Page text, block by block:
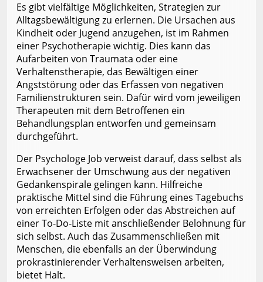
Es gibt vielfältige Möglichkeiten, Strategien zur
Alltagsbewältigung zu erlernen. Die Ursachen aus
Kindheit oder Jugend anzugehen, ist im Rahmen
einer Psychotherapie wichtig. Dies kann das
Aufarbeiten von Traumata oder eine
Verhaltenstherapie, das Bewältigen einer
Angststörung oder das Erfassen von negativen
Familienstrukturen sein. Dafür wird vom jeweiligen
Therapeuten mit dem Betroffenen ein
Behandlungsplan entworfen und gemeinsam
durchgeführt.
Der Psychologe Job verweist darauf, dass selbst als
Erwachsener der Umschwung aus der negativen
Gedankenspirale gelingen kann. Hilfreiche
praktische Mittel sind die Führung eines Tagebuchs
von erreichten Erfolgen oder das Abstreichen auf
einer To-Do-Liste mit anschließender Belohnung für
sich selbst. Auch das Zusammenschließen mit
Menschen, die ebenfalls an der Überwindung
prokrastinierender Verhaltensweisen arbeiten,
bietet Halt.